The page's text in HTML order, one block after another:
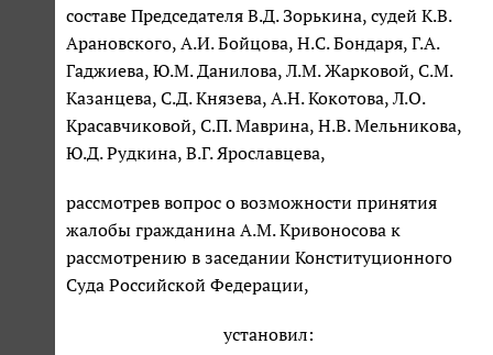
составе Председателя В.Д. Зорькина, судей К.В.
Арановского, А.И. Бойцова, Н.С. Бондаря, Г.А.
Гаджиева, Ю.М. Данилова, Л.М. Жарковой, С.М.
Казанцева, С.Д. Князева, А.Н. Кокотова, Л.О.
Красавчиковой, С.П. Маврина, Н.В. Мельникова,
Ю.Д. Рудкина, В.Г. Ярославцева,
рассмотрев вопрос о возможности принятия
жалобы гражданина А.М. Кривоносова к
рассмотрению в заседании Конституционного
Суда Российской Федерации,
установил: